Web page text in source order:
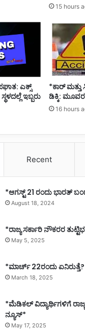
15 hours
ಎಕ್ಸ್
ಇಬ್ಬರು
*ಕಾರ್
ಡಿಕ್ಕಿ:
16 hours
Recent
*ಆಗಸ್ಟ್ 21 ರಂದು ಭಾರತ್‌
August 18, 2024
*ರಾಜ್ಯ ಸರ್ಕಾರಿ ನೌಕರರ
May 5, 2025
*ಮಾರ್ಚ್ 22ರಂದು
March 18, 2025
*ಮೆಡಿಕಲ್ ವಿದ್ಯಾರ್ಥಿಗಳಿಗೆ
ನ್ಯೂಸ್*
May 17, 2025